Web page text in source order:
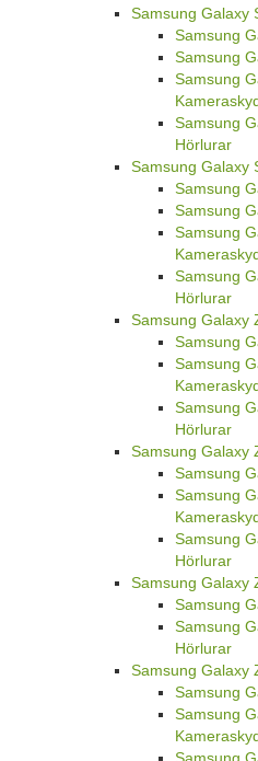
Samsung Galaxy
Samsung
Samsung
Samsung
Samsung
Hörlurar
Samsung Galaxy
Samsung
Samsung
Samsung
Samsung
Hörlurar
Samsung Galaxy
Samsung
Samsung
Samsung
Hörlurar
Samsung Galaxy
Samsung
Samsung
Samsung
Hörlurar
Samsung Galaxy
Samsung
Samsung
Hörlurar
Samsung Galaxy
Samsung
Samsung